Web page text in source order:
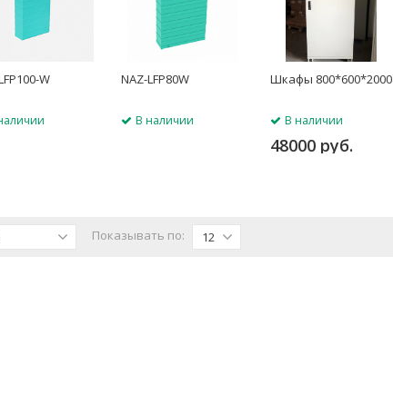
W NAZ-LFP80W
В наличии
Шкафы 800*600*2000
В наличии
48000 руб.
Показывать по: 12